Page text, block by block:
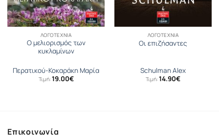
ΛΟΓΟΤΕΧΝΊΑ
Ο μελιορισμός των
κυκλαμίνων
Περατικού-Κοκαράκη Μαρία
Τιμή: 19.00€
ΛΟΓΟΤΕΧΝΊΑ
Οι επιζήσαντες
Schulman Alex
Τιμή: 14.90€
Επικοινωνία